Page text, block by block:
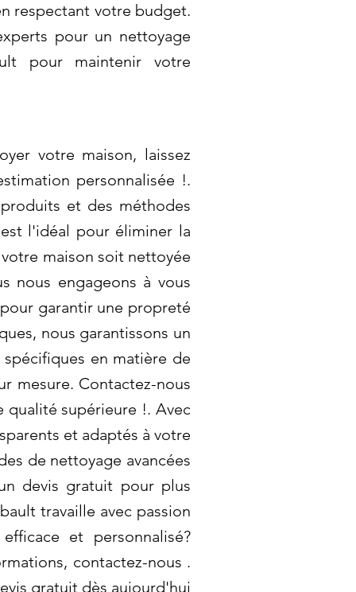
respectant votre budget.
pour un nettoyage
pour maintenir votre
votre maison, laissez
personnalisée !.
et des méthodes
l'idéal pour éliminer la
maison soit nettoyée
nous engageons à vous
garantir une propreté
nous garantissons un
en matière de
mesure. Contactez-nous
qualité supérieure !. Avec
et adaptés à votre
de nettoyage avancées
devis gratuit pour plus
travaille avec passion
et personnalisé?
contactez-nous .
gratuit dès aujourd'hui